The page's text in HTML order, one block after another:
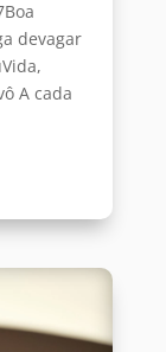
devagar
A cada